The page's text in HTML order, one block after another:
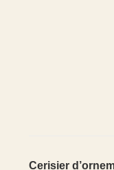
Cerisier